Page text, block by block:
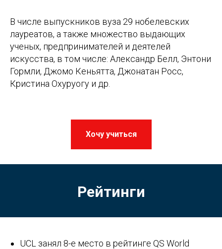
В числе выпускников вуза 29 нобелевских
лауреатов, а также множество выдающих
ученых, предпринимателей и деятелей
искусства, в том числе: Александр Белл, Энтони
Гормли, Джомо Кеньятта, Джонатан Росс,
Кристина Охуруогу и др.
Хочу учиться
Рейтинги
UCL занял 8-е место в рейтинге QS World